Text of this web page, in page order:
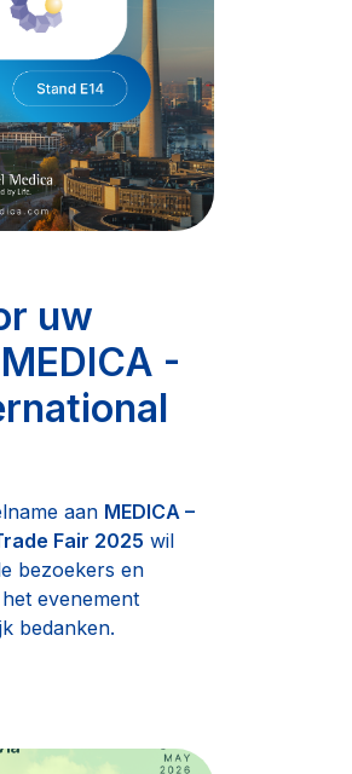
uw
-
aan MEDICA –
Fair 2025 wil
bezoekers en
evenement
bedanken.